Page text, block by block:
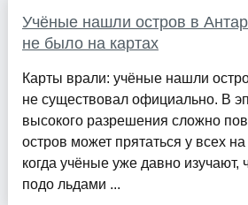
Учёные нашли остров в
не было на картах
Карты врали: учёные нашли
не существовал официально. В
высокого разрешения сложно
остров может прятаться у всех
когда учёные уже давно изучают,
подо льдами ...